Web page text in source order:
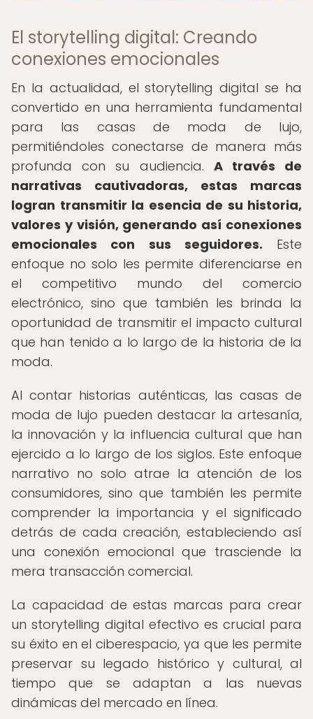
El storytelling digital: Creando
conexiones emocionales
En la actualidad, el storytelling digital se ha
convertido en una herramienta fundamental
para las casas de moda de lujo,
permitiéndoles conectarse de manera más
profunda con su audiencia. A través de
narrativas cautivadoras, estas marcas
logran transmitir la esencia de su historia,
valores y visión, generando así conexiones
emocionales con sus seguidores. Este
enfoque no solo les permite diferenciarse en
el competitivo mundo del comercio
electrónico, sino que también les brinda la
oportunidad de transmitir el impacto cultural
que han tenido a lo largo de la historia de la
moda.
Al contar historias auténticas, las casas de
moda de lujo pueden destacar la artesanía,
la innovación y la influencia cultural que han
ejercido a lo largo de los siglos. Este enfoque
narrativo no solo atrae la atención de los
consumidores, sino que también les permite
comprender la importancia y el significado
detrás de cada creación, estableciendo así
una conexión emocional que trasciende la
mera transacción comercial.
La capacidad de estas marcas para crear
un storytelling digital efectivo es crucial para
su éxito en el ciberespacio, ya que les permite
preservar su legado histórico y cultural, al
tiempo que se adaptan a las nuevas
dinámicas del mercado en línea.